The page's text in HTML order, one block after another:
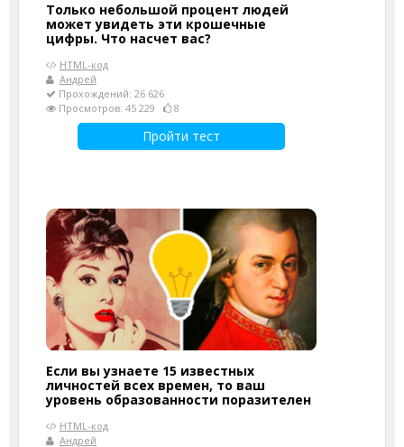
Только небольшой процент людей
может увидеть эти крошечные
цифры. Что насчет вас?
HTML-код
Андрей
Прохождений: 26 626
Просмотров: 45 229
8
Пройти тест
Если вы узнаете 15 известных
личностей всех времен, то ваш
уровень образованности поразителен
HTML-код
Андрей